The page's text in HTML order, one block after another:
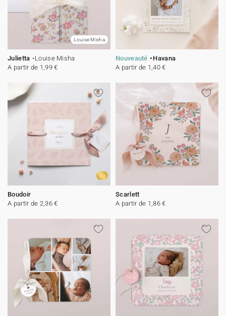
Louise Misha
Julietta
Louise Misha
A partir de 1,99 €
Nouveauté
Havana
A partir de 1,40 €
Or
Boudoir
A partir de 2,36 €
Scarlett
A partir de 1,86 €